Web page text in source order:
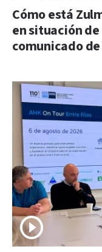
Cómo está
en situación
comunicado